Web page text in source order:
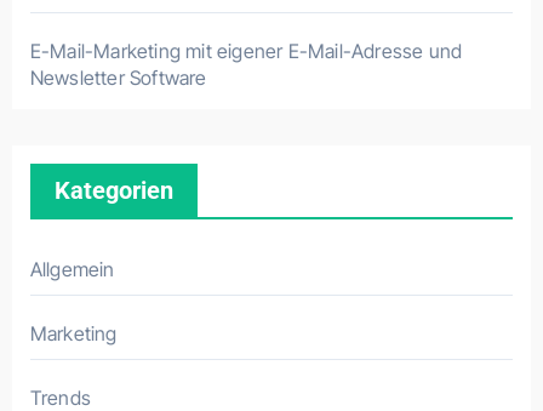
E-Mail-Marketing mit eigener E-Mail-Adresse und
Newsletter Software
Kategorien
Allgemein
Marketing
Trends